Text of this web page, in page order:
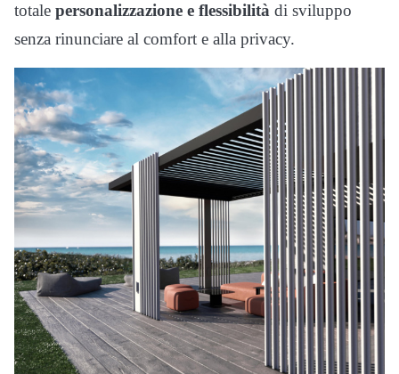
totale personalizzazione e flessibilità di sviluppo
senza rinunciare al comfort e alla privacy.